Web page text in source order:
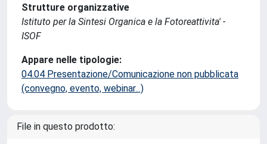
Strutture organizzative
Istituto per la Sintesi Organica e la Fotoreattivita' -
ISOF
Appare nelle tipologie:
04.04 Presentazione/Comunicazione non pubblicata
(convegno, evento, webinar...)
File in questo prodotto: